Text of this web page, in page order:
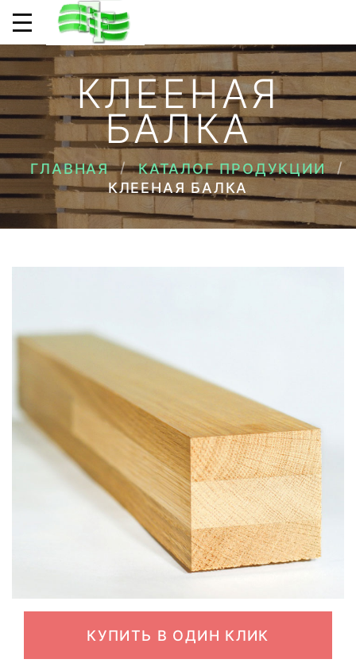
КЛЕЕНАЯ
БАЛКА
ГЛАВНАЯ
КАТАЛОГ ПРОДУКЦИИ
КЛЕЕНАЯ БАЛКА
КУПИТЬ В ОДИН КЛИК